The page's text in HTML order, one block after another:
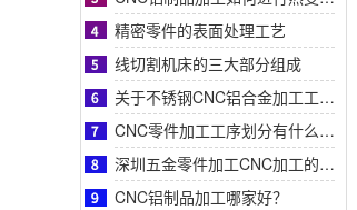
精密零件的表面处理工艺
线切割机床的三大部分组成
关于不锈钢CNC铝合金加工工艺流程步骤介绍？
CNC零件加工工序划分有什么要求呢
深圳五金零件加工CNC加工的数控系统特点有什么？
CNC铝制品加工哪家好？